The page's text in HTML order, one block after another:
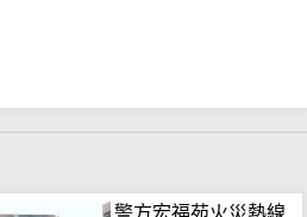
警方宏福苑火災熱線